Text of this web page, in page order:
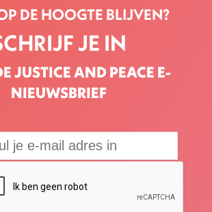
DE HOOGTE BLIJVEN?
JE IN
JUSTICE AND PEACE E-
NIEUWSBRIEF